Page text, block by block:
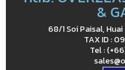
&
68/1 Soi Paisal,
TAX ID :
Tel :